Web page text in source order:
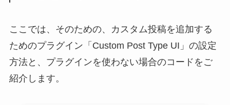
ここでは、そのための、カスタム投稿を追加する
ためのプラグイン「Custom Post Type UI」の設定
方法と、プラグインを使わない場合のコードをご
紹介します。